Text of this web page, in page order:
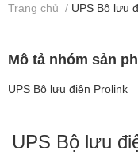
Trang chủ / UPS Bộ lưu
Mô tả nhóm sản
UPS Bộ lưu điện Prolink
UPS Bộ lưu